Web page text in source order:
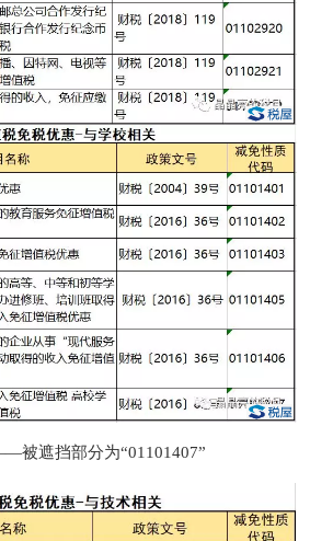
被遮挡部分为“01101407”